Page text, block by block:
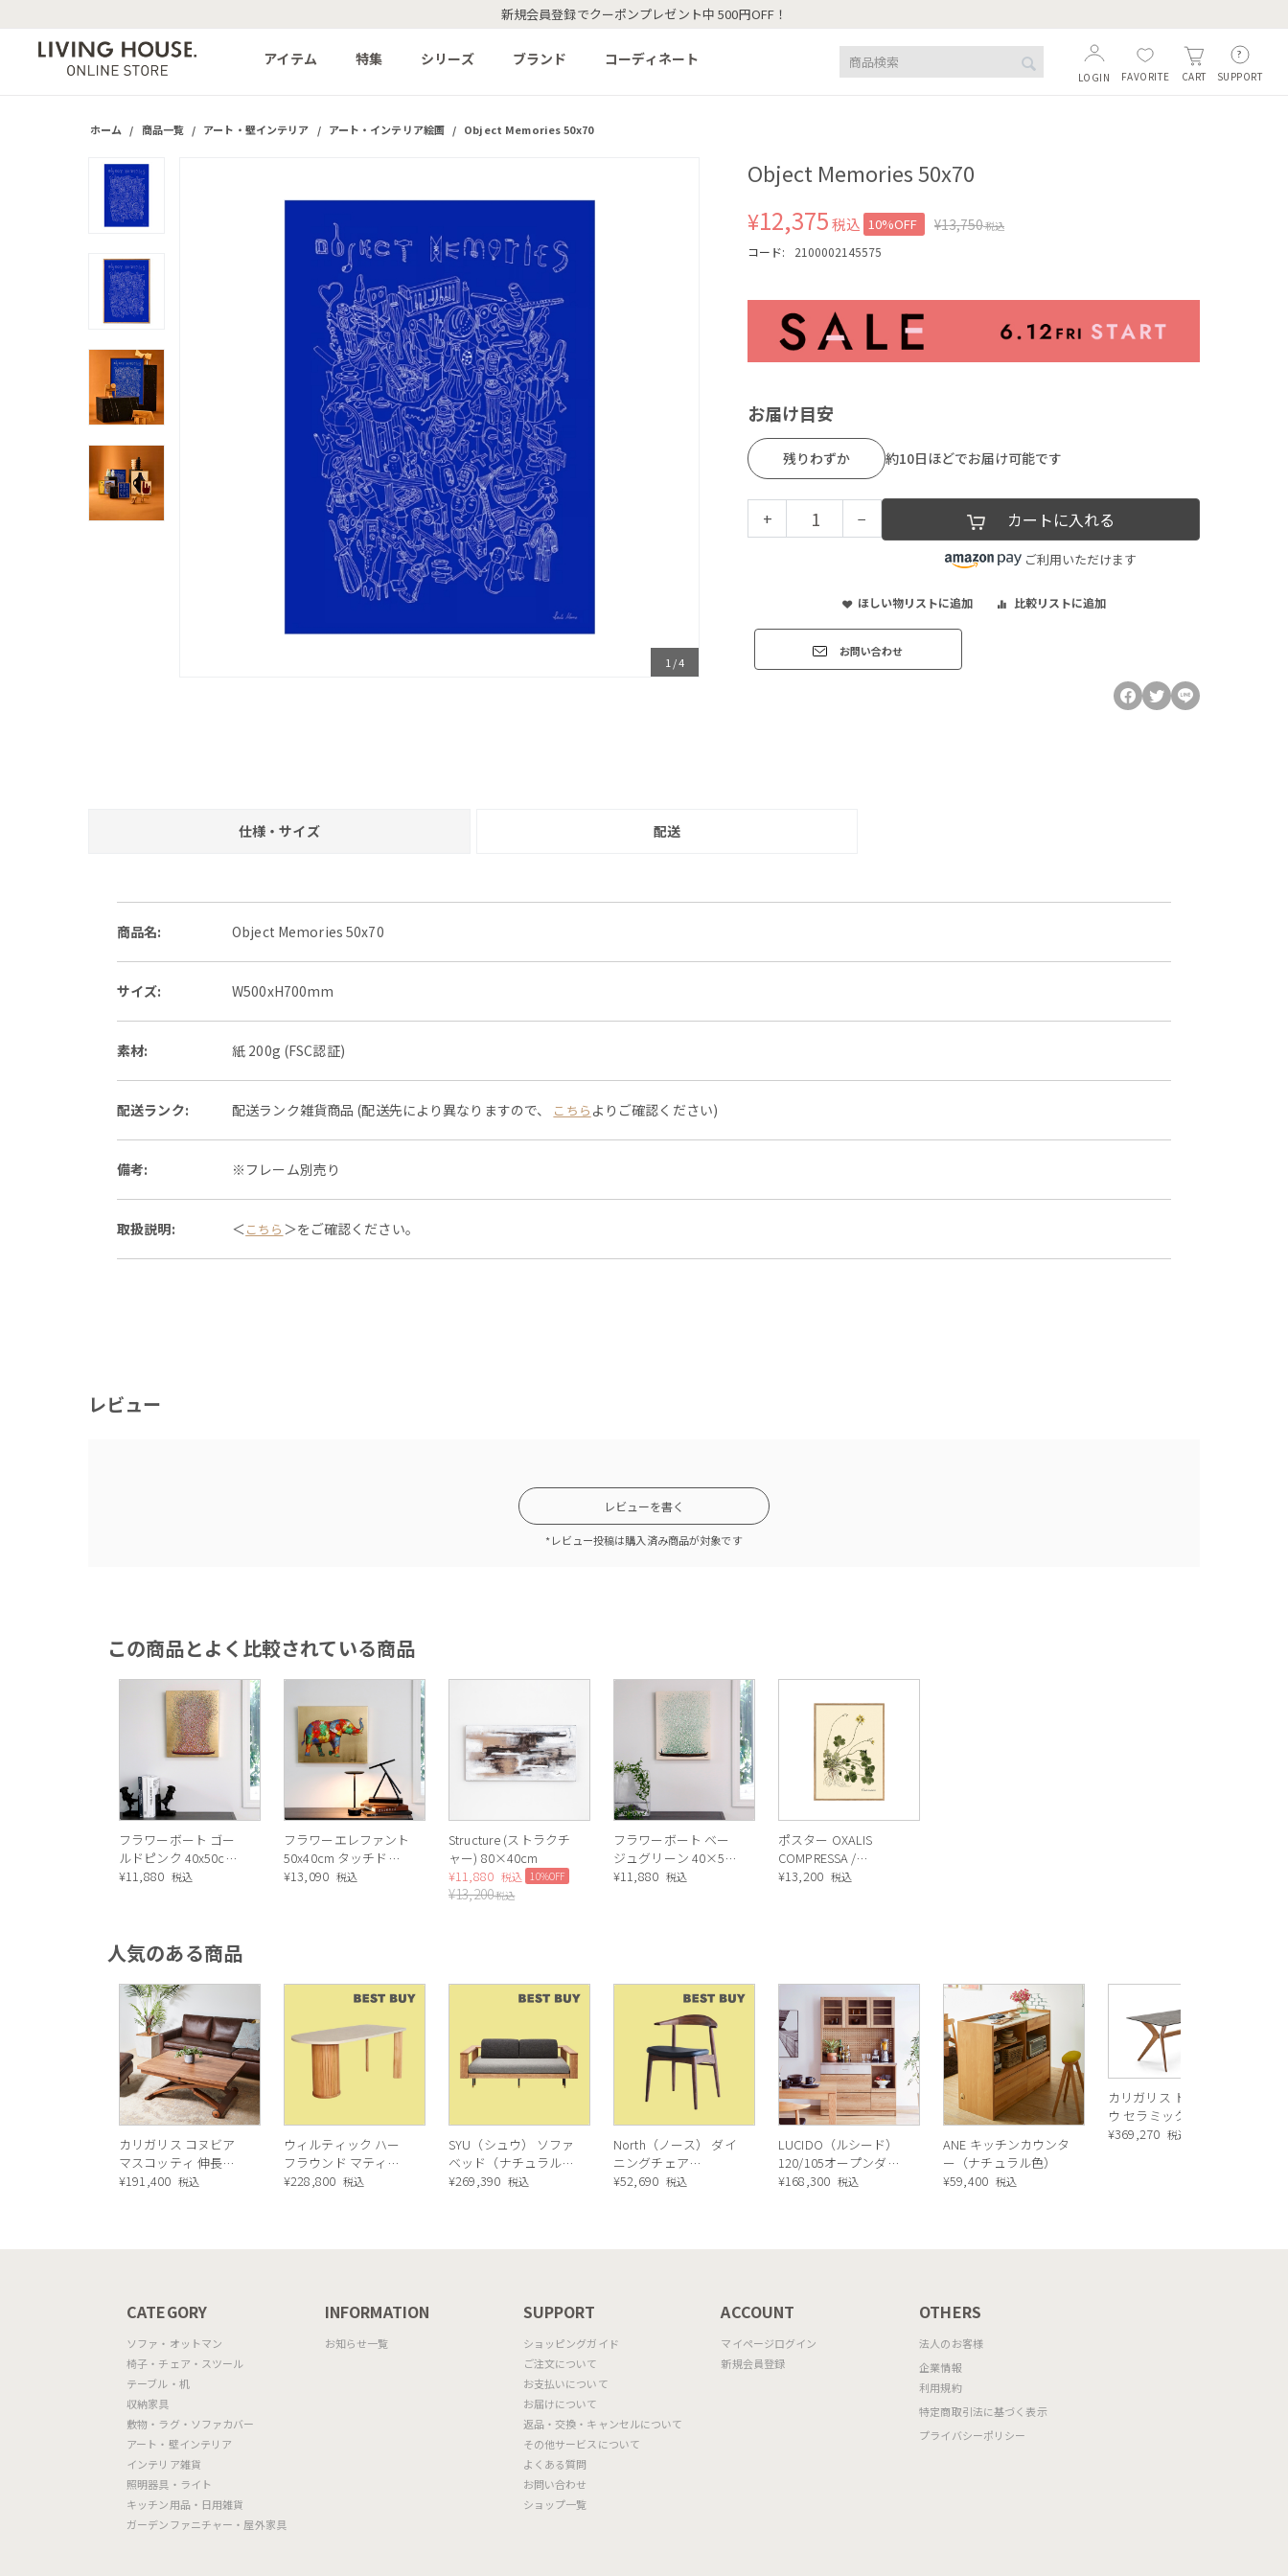
新規会員登録でクーポンプレゼント中 500円OFF！
アイテム 特集 シリーズ ブランド コーディネート
SUPPORT
CART
FAVORITE
LOGIN
ホーム / 商品一覧 / アート・壁インテリア / アート・インテリア絵画 / Object Memories 50x70
1 /4
Object Memories 50x70
¥12,375税込 10%OFF ¥13,750税込
コード: 2100002145575
お届け目安
残りわずか 約10日ほどでお届け可能です
+ − カートに入れる
ご利用いただけます
ほしい物リストに追加 比較リストに追加
お問い合わせ
仕様・サイズ 配送
商品名: Object Memories 50x70
サイズ: W500xH700mm
素材: 紙 200g (FSC認証)
配送ランク: 配送ランク雑貨商品 (配送先により異なりますので、 こちら よりご確認ください)
備考: ※フレーム別売り
取扱説明: ＜こちら ＞をご確認ください。
レビュー
レビューを書く
*レビュー投稿は購入済み商品が対象です
この商品とよく比較されている商品
フラワーボート ゴー
ルドピンク 40x50cm
タッチドピクチャー
¥11,880 税込
フラワーエレファント
50x40cm タッチドピ
クチャー
¥13,090 税込
Structure (ストラクチ
ャー) 80×40cm
¥11,880 税込 10%OFF
¥13,200税込
フラワーボート ベー
ジュグリーン 40×50
cm タッチドピクチャ
¥11,880 税込
ポスター OXALIS
COMPRESSA /
30×40cm / オークフ
¥13,200 税込
人気のある商品
カリガリス コヌビア
マスコッティ 伸長・
昇降式テーブル ／
¥191,400 税込
ウィルティック ハー
フラウンド マティエ
ラ塗装 ダイニングテ
¥228,800 税込
SYU（シュウ） ソファ
ベッド（ナチュラル）
190cm
¥269,390 税込
North（ノース） ダイ
ニングチェア
AC02（ウォールナッ
¥52,690 税込
LUCIDO（ルシード）
120/105オープンダイ
ニングボード ナチュ
¥168,300 税込
ANE キッチンカウンタ
ー（ナチュラル色）
¥59,400 税込
カリガリス トウキョ
ウ セラミック ダイニ
ングテーブル ／
¥369,270 税込
CATEGORY
ソファ・オットマン
椅子・チェア・スツール
テーブル・机
収納家具
敷物・ラグ・ソファカバー
アート・壁インテリア
インテリア雑貨
照明器具・ライト
キッチン用品・日用雑貨
ガーデンファニチャー・屋外家具
INFORMATION
お知らせ一覧
SUPPORT
ショッピングガイド
ご注文について
お支払いについて
お届けについて
返品・交換・キャンセルについて
その他サービスについて
よくある質問
お問い合わせ
ショップ一覧
ACCOUNT
マイページログイン
新規会員登録
OTHERS
法人のお客様
企業情報
利用規約
特定商取引法に基づく表示
プライバシーポリシー